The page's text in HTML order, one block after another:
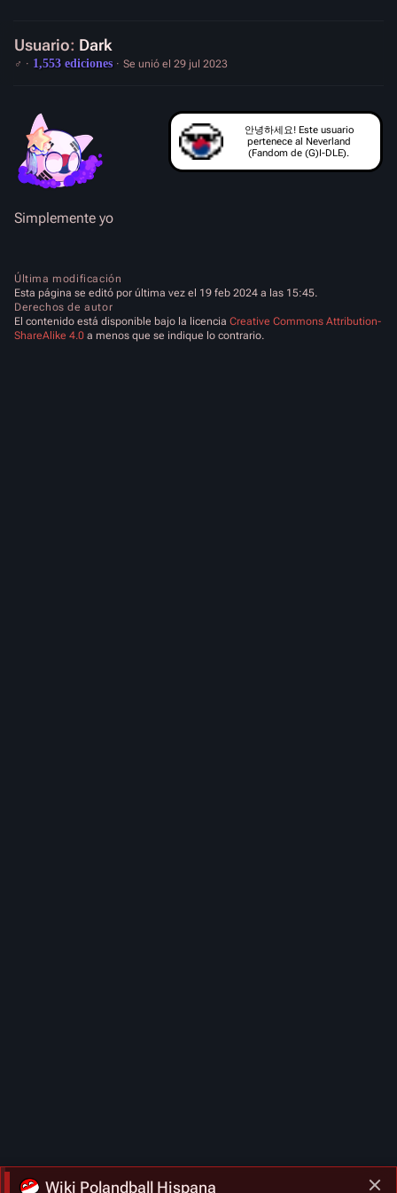
Wiki Polandball Hispana
Usuario: Dark
♂ 1,553 ediciones Se unió el 29 jul 2023
안녕하세요! Este usuario
pertenece al Neverland
(Fandom de (G)I-DLE).
Simplemente yo
Última modificación
Esta página se editó por última vez el 19 feb 2024 a las 15:45.
Derechos de autor
El contenido está disponible bajo la licencia Creative Commons Attribution-
ShareAlike 4.0 a menos que se indique lo contrario.